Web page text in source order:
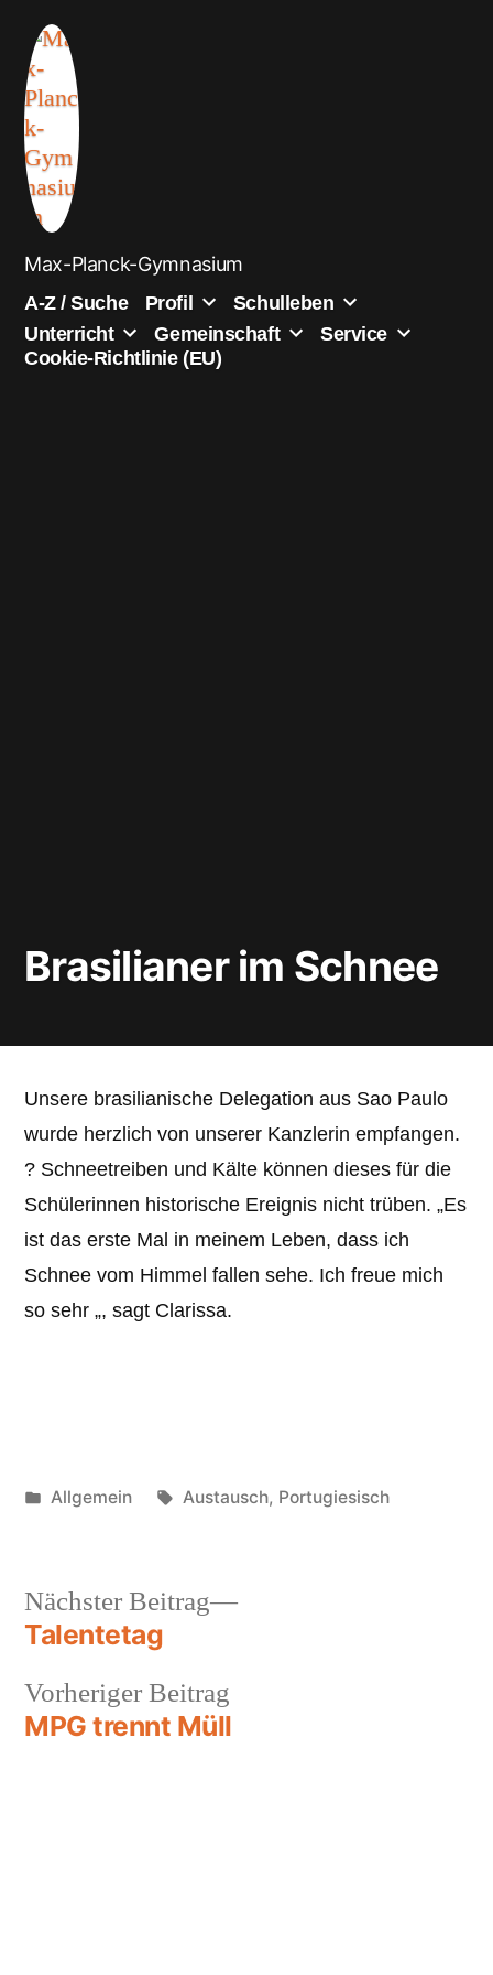
Inhalt
springen
Max-Planck-Gymnasium
A-Z / Suche Profil
Schulleben
Unterricht
Gemeinschaft
Service
Cookie-Richtlinie (EU)
Brasilianer im Schnee
Unsere brasilianische Delegation aus Sao Paulo
wurde herzlich von unserer Kanzlerin empfangen.
? Schneetreiben und Kälte können dieses für die
Schülerinnen historische Ereignis nicht trüben. „Es
ist das erste Mal in meinem Leben, dass ich
Schnee vom Himmel fallen sehe. Ich freue mich
so sehr „, sagt Clarissa.
Veröffentlicht
Allgemein Schlagwörter:
Austausch, Portugiesisch
Beitragsnavigation
Vorheriger Beitrag
Beitrag:
MPG trennt Müll
Nächster Beitrag
Nächster
Talentetag